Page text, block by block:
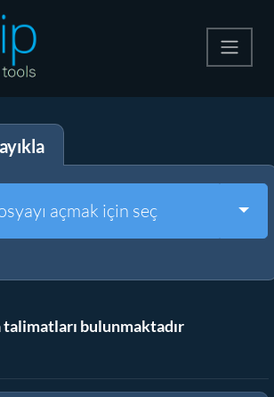
açmak için seç
talimatları bulunmaktadır